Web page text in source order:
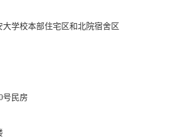
学校本部住宅区和北院宿舍区
号民房